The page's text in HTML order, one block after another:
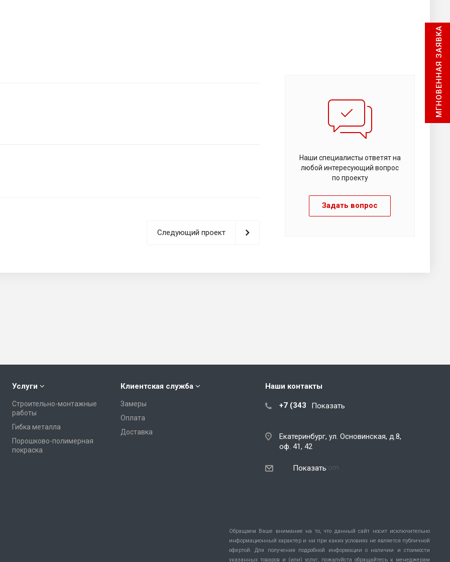
Наши специалисты ответят на
любой интересующий вопрос
по проекту
Задать вопрос
Следующий проект
Услуги
Строительно-монтажные
работы
Гибка металла
Порошково-полимерная
покраска
Клиентская служба
Замеры
Оплата
Доставка
Наши контакты
+7 (343) 288-07-25
Показать
Екатеринбург, ул. Основинская, д.8,
оф. 41, 42
ekb@snegos.com
Показать
Обращаем Ваше внимание на то, что данный сайт носит исключительно
информационный характер и ни при каких условиях не является публичной
офертой. Для получения подробной информации о наличии и стоимости
указанных товаров и (или) услуг, пожалуйста обращайтесь к менеджерам
МГНОВЕННАЯ ЗАЯВКА